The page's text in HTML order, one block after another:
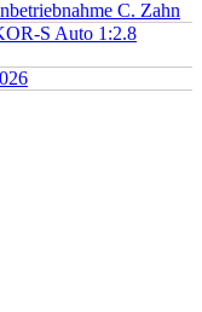
C. Zahn
S Auto 1:2.8